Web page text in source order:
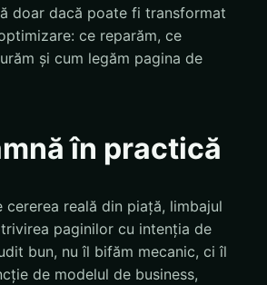
doar dacă poate fi transformat
ce reparăm, ce
și cum legăm pagina de
în practică
cererea reală din piață, limbajul
paginilor cu intenția de
bun, nu îl bifăm mecanic, ci îl
de modelul de business,